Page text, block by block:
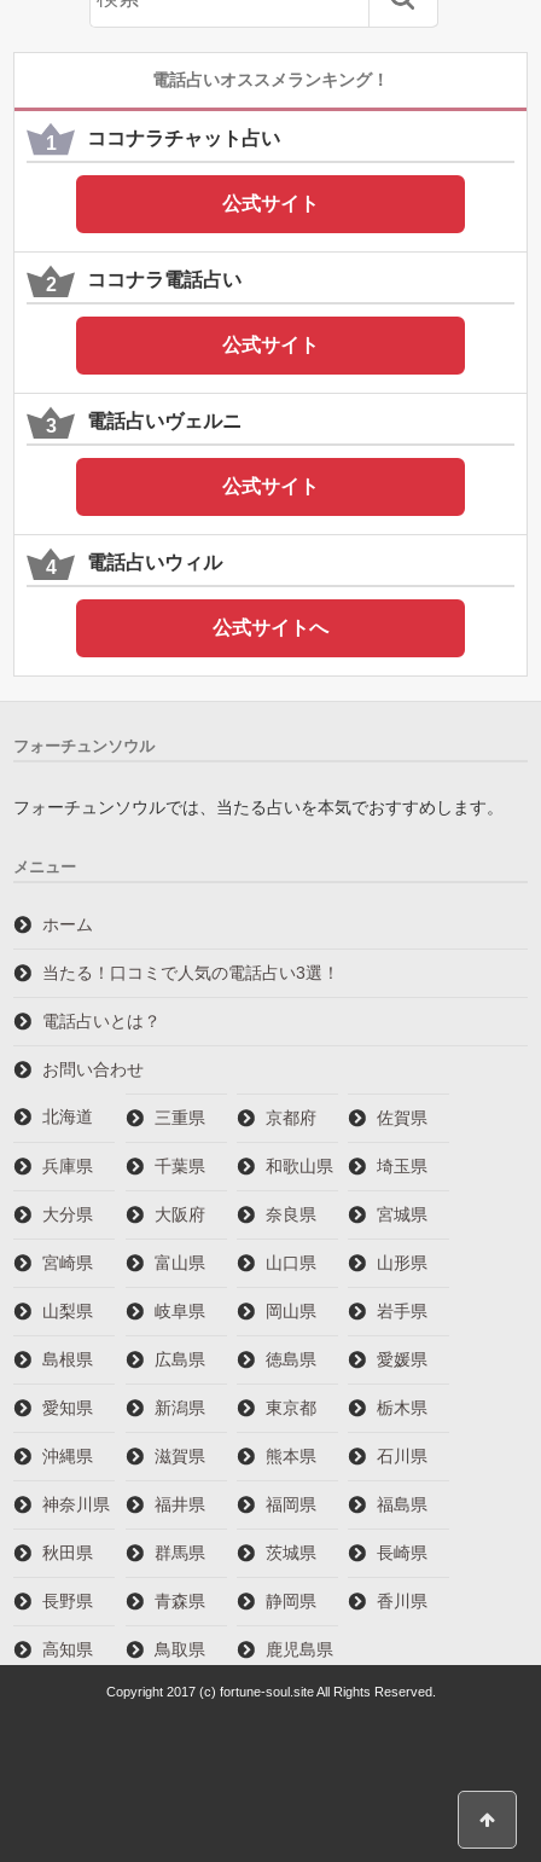
電話占いオススメランキング！
ココナラチャット占い
公式サイト
ココナラ電話占い
公式サイト
電話占いヴェルニ
公式サイト
電話占いウィル
公式サイトへ
フォーチュンソウル
フォーチュンソウルでは、当たる占いを本気でおすすめします。
メニュー
ホーム
当たる！口コミで人気の電話占い3選！
電話占いとは？
お問い合わせ
北海道 三重県 京都府 佐賀県
兵庫県 千葉県 和歌山県 埼玉県
大分県 大阪府 奈良県 宮城県
宮崎県 富山県 山口県 山形県
山梨県 岐阜県 岡山県 岩手県
島根県 広島県 徳島県 愛媛県
愛知県 新潟県 東京都 栃木県
沖縄県 滋賀県 熊本県 石川県
神奈川県 福井県 福岡県 福島県
秋田県 群馬県 茨城県 長崎県
長野県 青森県 静岡県 香川県
高知県 鳥取県 鹿児島県
Copyright 2017 (c) fortune-soul.site All Rights Reserved.